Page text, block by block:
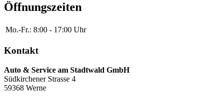
Öffnungszeiten
Mo.-Fr.: 8:00 - 17:00 Uhr
Kontakt
Auto & Service am Stadtwald GmbH
Südkirchener Strasse 4
59368 Werne